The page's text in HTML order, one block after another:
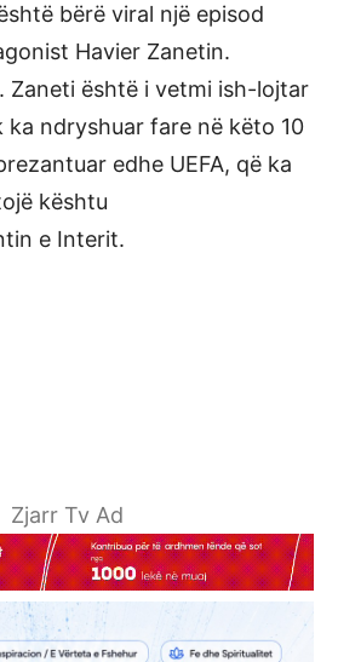
bërë viral një episod
Havier Zanetin.
Zaneti është i vetmi ish-lojtar
ndryshuar fare në këto 10
edhe UEFA, që ka
kështu
e Interit.
Zjarr Tv Ad